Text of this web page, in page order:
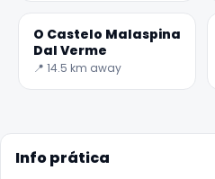
O Castelo Malaspina
Dal Verme
📍 14.5 km away
Info prática